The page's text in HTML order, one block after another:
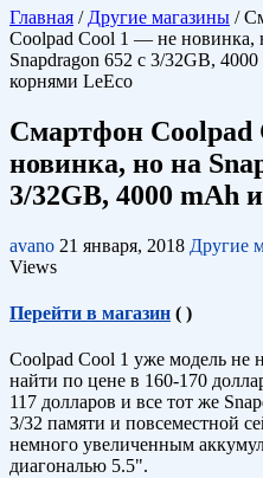
Главная / Другие магазины /
Coolpad Cool 1 — не новинка,
Snapdragon 652 с 3/32GB,
корнями LeEco
Смартфон Coolpad
новинка, но на
3/32GB, 4000 mAh
avano 21 января, 2018 Другие
Views
Перейти в магазин ( )
Coolpad Cool 1 уже модель не
найти по цене в 160-170
117 долларов и все тот же
3/32 памяти и повсеместной
немного увеличенным
диагональю 5.5".